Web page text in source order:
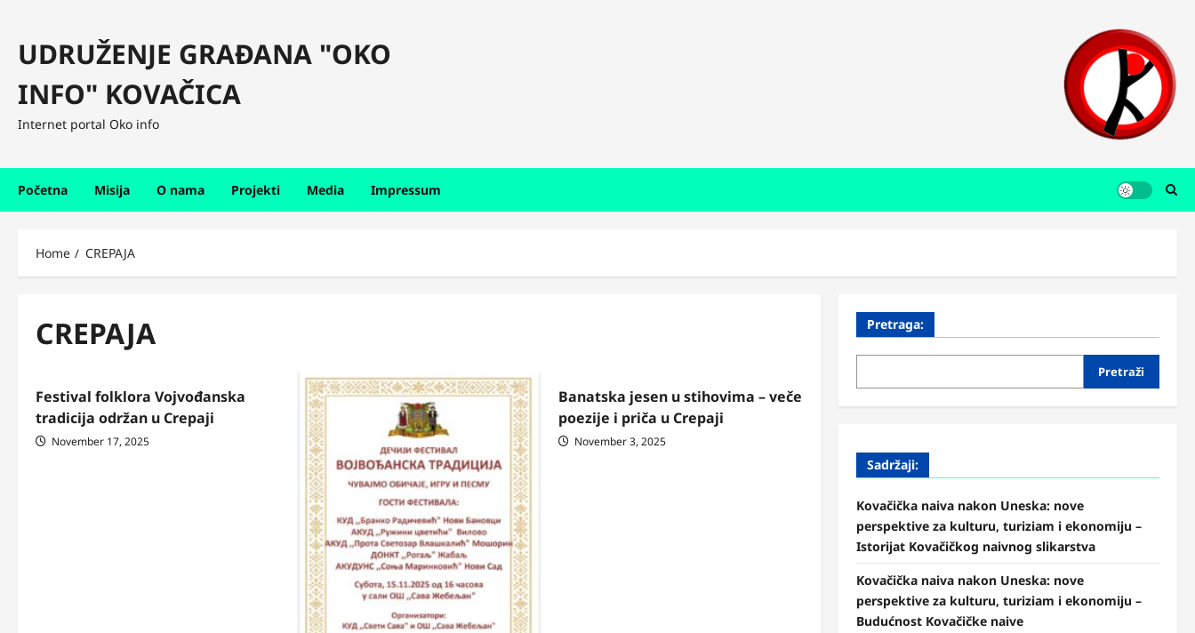
content
UDRUŽENJE GRAĐANA "OKO
INFO" KOVAČICA
Internet portal Oko info
Početna Misija O nama Projekti Media Impressum
Home CREPAJA
CREPAJA
Festival folklora Vojvođanska
tradicija održan u Crepaji
November 17, 2025
Banatska jesen u stihovima – veče
poezije i priča u Crepaji
November 3, 2025
Pretraga:
Pretraži
Sadržaji:
Kovačička naiva nakon Uneska: nove
perspektive za kulturu, turiziam i ekonomiju –
Istorijat Kovačičkog naivnog slikarstva
Kovačička naiva nakon Uneska: nove
perspektive za kulturu, turiziam i ekonomiju –
Budućnost Kovačičke naive